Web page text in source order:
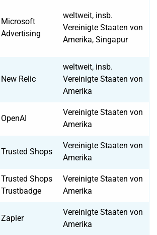
Microsoft
Advertising
weltweit, insb.
Vereinigte Staaten von
Amerika, Singapur
New Relic
weltweit, insb.
Vereinigte Staaten von
Amerika
OpenAI
Vereinigte Staaten von
Amerika
Trusted Shops
Vereinigte Staaten von
Amerika
Trusted Shops
Trustbadge
Vereinigte Staaten von
Amerika
Zapier
Vereinigte Staaten von
Amerika